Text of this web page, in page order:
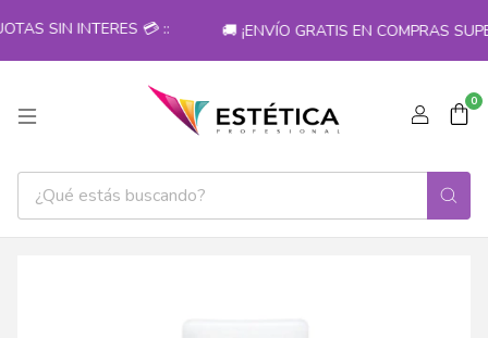
SIN INTERES 💳 :: 🚚 ¡ENVÍO GRATIS EN COMPRAS
0